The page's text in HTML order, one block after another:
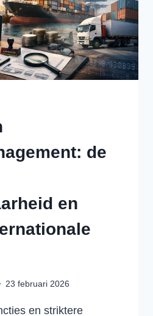
de
en
23 februari 2026
en striktere